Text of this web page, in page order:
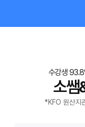
수강생
소쌤
*KFO 원산지